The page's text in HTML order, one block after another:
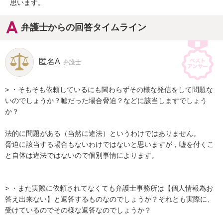
思います。
弁護士からの回答タイムライン
匿名A 弁護士
> ・そもそも依頼しているにも関わらずその様な発信をして問題な
いのでしょうか？嘘だった場合脅迫？などに該当しますでしょう
か？
法的に問題がある（当然に違法）というわけではありません。
脅迫に該当する場合もないわけではないと思いますが，嘘を付くこ
と自体は違法ではないので個別事情によります。
> ・また実際に依頼されてなくても弁護士事務所は【個人情報為お
答え出来ない】と返答するものなのでしょうか？それとも実際に、
受けているのでその様な返答なのでしょうか？